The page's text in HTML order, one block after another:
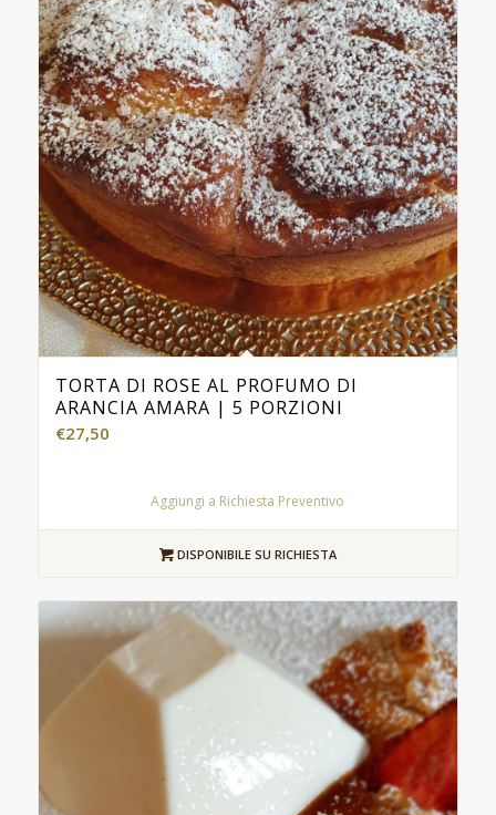
TORTA DI ROSE AL PROFUMO DI
ARANCIA AMARA | 5 PORZIONI
€27,50
Aggiungi a Richiesta Preventivo
DISPONIBILE SU RICHIESTA